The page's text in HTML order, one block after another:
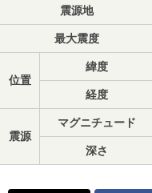
震源地
最大震度
位置
緯度
経度
震源
マグニチュード
深さ